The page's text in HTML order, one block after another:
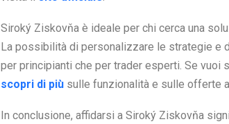
Siroký Ziskovňa è ideale per chi cerca una
La possibilità di personalizzare le strategie e
per principianti che per trader esperti. Se vuoi
scopri di piùsulle funzionalità e sulle offerte
In conclusione, affidarsi a Siroký Ziskovňa